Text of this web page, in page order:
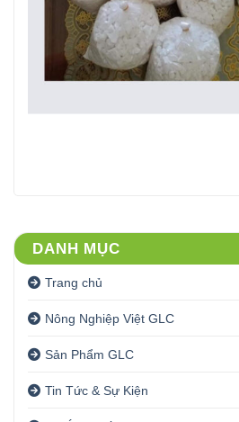
DANH MỤC
Trang chủ
Nông Nghiệp Việt GLC
Sản Phẩm GLC
Tin Tức & Sự Kiện